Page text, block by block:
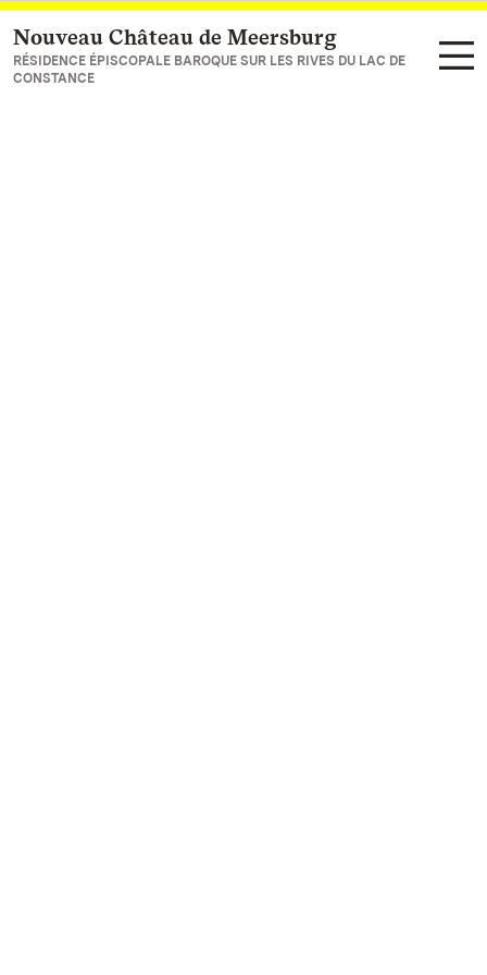
Vers la page d’accueil
Nouveau Château de Meersburg
RÉSIDENCE ÉPISCOPALE BAROQUE SUR LES RIVES DU LAC DE
CONSTANCE